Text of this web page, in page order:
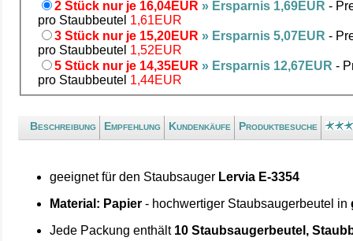
2 Stück nur je 16,04EUR » Ersparnis 1,69EUR -
pro Staubbeutel 1,61EUR
3 Stück nur je 15,20EUR » Ersparnis 5,07EUR -
pro Staubbeutel 1,52EUR
5 Stück nur je 14,35EUR » Ersparnis 12,67EUR -
pro Staubbeutel 1,44EUR
Beschreibung Empfehlung Kundenkäufe Produktbesuche
geeignet für den Staubsauger Lervia E-3354
Material: Papier - hochwertiger Staubsaugerbeutel in
Jede Packung enthält 10 Staubsaugerbeutel,